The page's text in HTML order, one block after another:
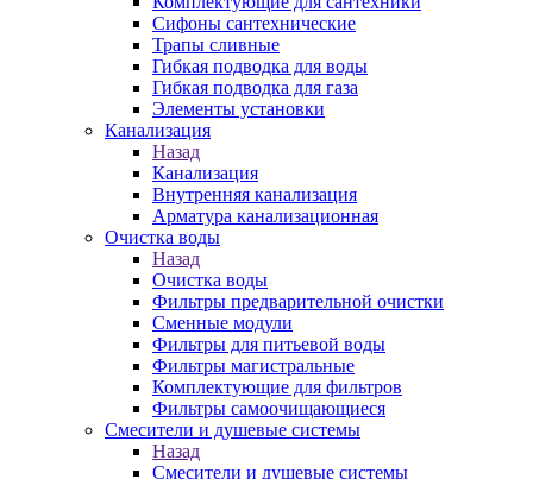
Сифоны сантехнические
Трапы сливные
Гибкая подводка для воды
Гибкая подводка для газа
Элементы установки
Канализация
Назад
Канализация
Внутренняя канализация
Арматура канализационная
Очистка воды
Назад
Очистка воды
Фильтры предварительной очистки
Сменные модули
Фильтры для питьевой воды
Фильтры магистральные
Комплектующие для фильтров
Фильтры самоочищающиеся
Смесители и душевые системы
Назад
Смесители и душевые системы